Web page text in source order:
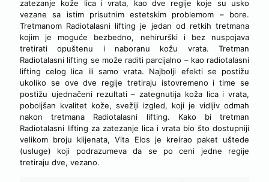
zatezanje kože lica i vrata, kao dve regije koje su usko
vezane sa istim prisutnim estetskim problemom – bore.
Tretmanom Radiotalasni lifting je jedan od retkih tretmana
kojim je moguće bezbedno, nehirurški i bez nuspojava
tretirati opuštenu i naboranu kožu vrata. Tretman
Radiotalasni lifting se može raditi parcijalno – kao radiotalasni
lifting celog lica ili samo vrata. Najbolji efekti se postižu
ukoliko se ove dve regije tretiraju istovremeno i time se
postižu ujednačeni rezultati – zategnutija koža lica i vrata,
poboljšan kvalitet kože, svežiji izgled, koji je vidljiv odmah
nakon tretmana Radiotalasni lifting. Kako bi tretman
Radiotalasni lifting za zatezanje lica i vrata bio što dostupniji
velikom broju klijenata, Vita Elos je kreirao paket uštede
(usluge) koji podrazumeva da se po ceni jedne regije
tretiraju dve, vezano.